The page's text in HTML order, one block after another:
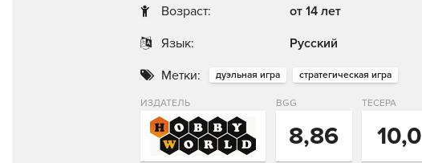
Возраст:
от 14 лет
Язык:
Русский
Метки:
дуэльная игра стратегическая игра
ИЗДАТЕЛЬ BGG
8,86
ТЕСЕРА
10,0